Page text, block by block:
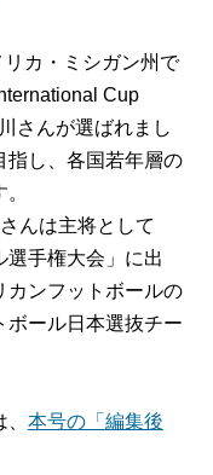
カ・ミシガン州で
Cup
さんが選ばれまし
指し、各国若年層の
んは主将として
選手権大会」に出
カンフットボールの
ボール日本選抜チー
本号の「編集後